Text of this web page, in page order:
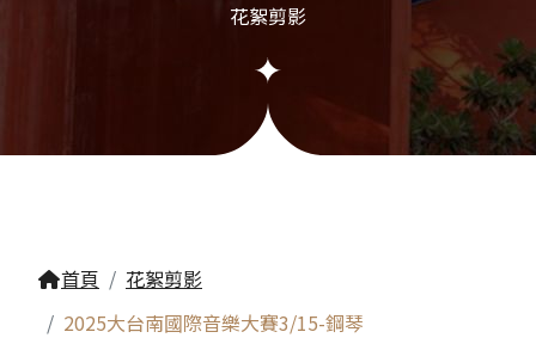
花絮剪影
首頁
花絮剪影
2025大台南國際音樂大賽3/15-鋼琴